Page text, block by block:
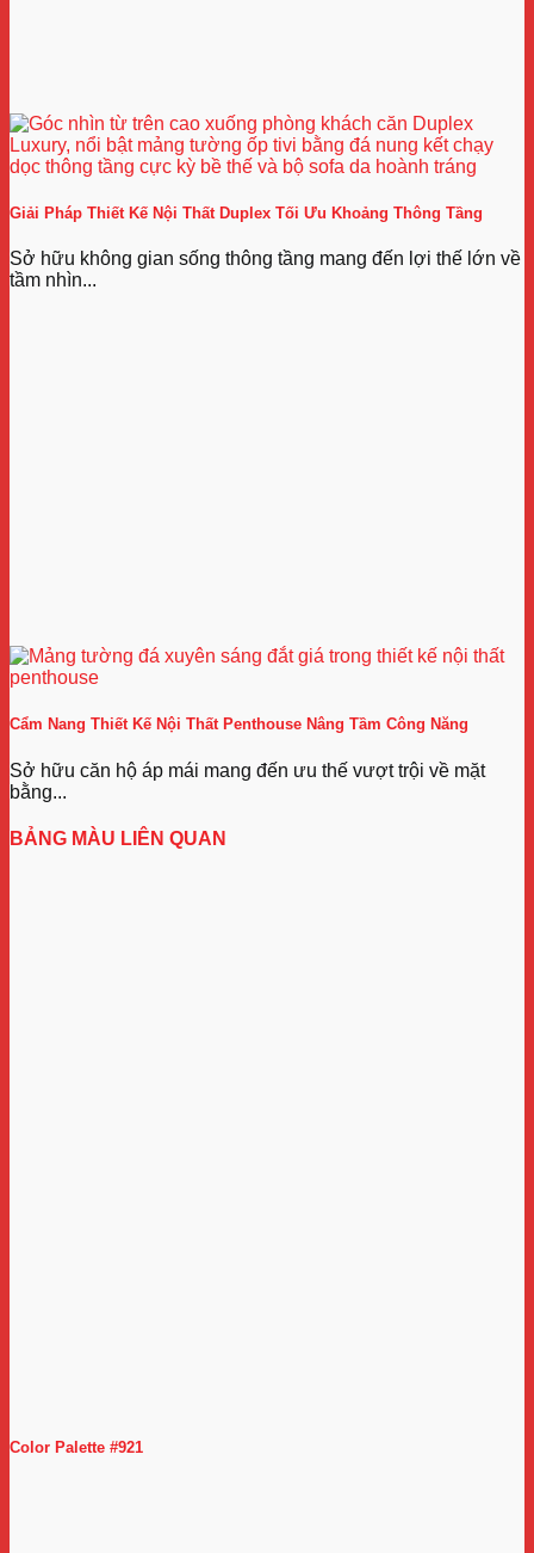
Giải Pháp Thiết Kế Nội Thất Duplex Tối Ưu Khoảng Thông Tầng
Sở hữu không gian sống thông tầng mang đến lợi thế lớn về
tầm nhìn...
Cẩm Nang Thiết Kế Nội Thất Penthouse Nâng Tầm Công Năng
Sở hữu căn hộ áp mái mang đến ưu thế vượt trội về mặt
bằng...
BẢNG MÀU LIÊN QUAN
Color Palette #921